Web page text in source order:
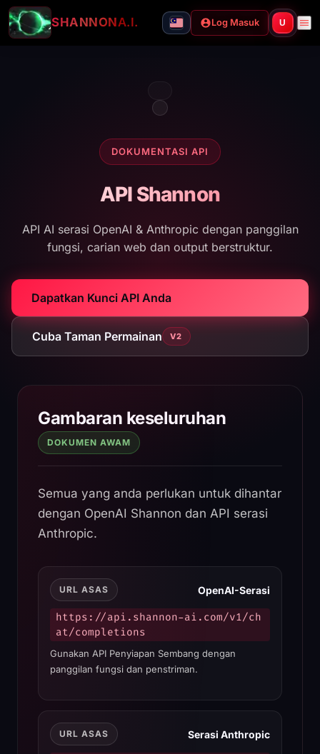
SHANNONA.I. Log Masuk U
DOKUMENTASI API
API Shannon
API AI serasi OpenAI & Anthropic dengan panggilan
fungsi, carian web dan output berstruktur.
Dapatkan Kunci API Anda
Cuba Taman Permainan V2
Shannon AI API
Gambaran keseluruhan
DOKUMEN AWAM
Semua yang anda perlukan untuk dihantar
dengan OpenAI Shannon dan API serasi
Anthropic.
URL ASAS OpenAI-Serasi
https://api.shannon-ai.com/v1/ch
at/completions
Gunakan API Penyiapan Sembang dengan
panggilan fungsi dan penstriman.
URL ASAS Serasi Anthropic